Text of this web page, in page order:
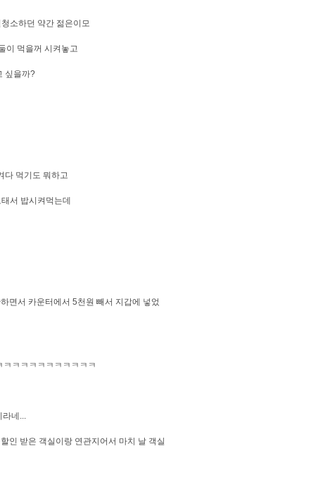
소하던 약간 젊은이모
이 먹을꺼 시켜놓고
싶을까?
다 먹기도 뭐하고
서 밥시켜먹는데
면서 카운터에서 5천원 빼서 지갑에 넣었
ㅋㅋㅋㅋㅋㅋㅋㅋㅋㅋ
라네...
인 받은 객실이랑 연관지어서 마치 날 객실